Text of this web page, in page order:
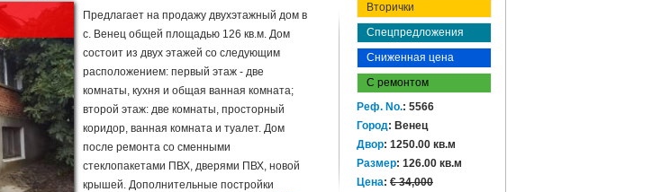
Предлагает на продажу двухэтажный дом в
с. Венец общей площадью 126 кв.м. Дом
состоит из двух этажей со следующим
расположением: первый этаж - две
комнаты, кухня и общая ванная комната;
второй этаж: две комнаты, просторный
коридор, ванная комната и туалет. Дом
после ремонта со сменными
стеклопакетами ПВХ, дверями ПВХ, новой
крышей. Дополнительные постройки
Вторички
Спецпредложения
Сниженная цена
С ремонтом
Реф. No.: 5566
Город: Венец
Двор: 1250.00 кв.м
Размер: 126.00 кв.м
Цена: € 34,000